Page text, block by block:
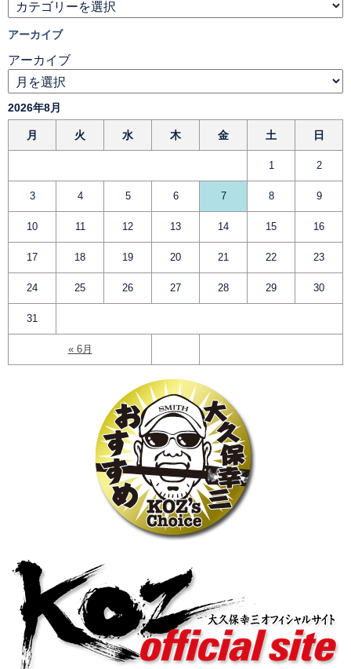
アーカイブ
アーカイブ
2026年8月
月 火 水 木 金 土 日
« 6月
1 2
3 4 5 6 7 8 9
10 11 12 13 14 15 16
17 18 19 20 21 22 23
24 25 26 27 28 29 30
31